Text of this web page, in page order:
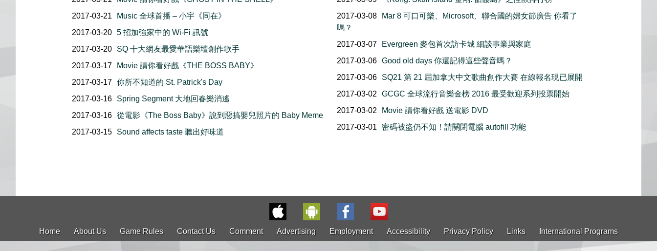
2017-03-21
Music 全球首播 – 小宇《同在》
2017-03-20 5 招加強家中的 Wi-Fi 訊號
2017-03-20
SQ 十大網友最愛華語樂壇創作歌手
2017-03-17
Movie 請你看好戲《THE BOSS BABY》
2017-03-17 你所不知道的 St. Patrick's Day
2017-03-16
Spring Segment 大地回春樂消遙
2017-03-16 從電影《The Boss Baby》說到惡搞嬰兒照片的 Baby Meme
2017-03-15
Sound affects taste 聽出好味道
2017-03-08
Mar 8 可口可樂、Microsoft、聯合國的婦女節廣告 你看了
嗎？
2017-03-07
Evergreen 麥包首次訪卡城 細談事業與家庭
2017-03-06
Good old days 你還記得這些聲音嗎？
2017-03-06
SQ21 第 21 屆加拿大中文歌曲創作大賽 在線報名現已展開
2017-03-02
GCGC 全球流行音樂金榜 2016 最受歡迎系列投票開始
2017-03-02
Movie 請你看好戲 送電影 DVD
2017-03-01
密碼被盜仍不知！請關閉電腦 autofill 功能
Home About Us Game Rules Contact Us Comment Advertising Employment Accessibility Privacy Policy Links International Programs